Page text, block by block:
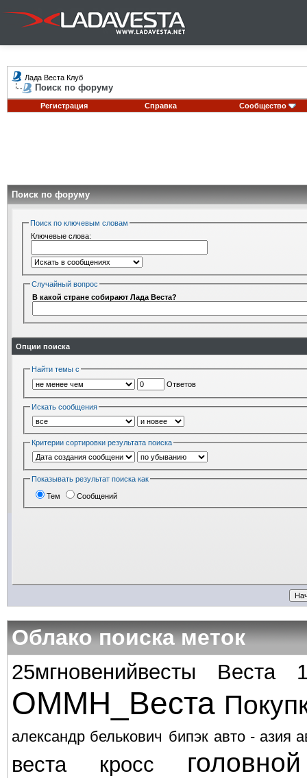
Лада Веста Клуб
Поиск по форуму
Регистрация Справка Сообщество
Поиск по форуму
Поиск по ключевым словам
Ключевые слова:
Случайный вопрос
В какой стране собирают Лада Веста?
Опции поиска
Найти темы с
Ответов
Искать сообщения
Критерии сортировки результата поиска
Показывать результат поиска как
Тем Сообщений
Облако поиска меток
25мгновенийвесты Веста
ОММН_Веста
александр белькович бипэк авто - азия
веста кросс